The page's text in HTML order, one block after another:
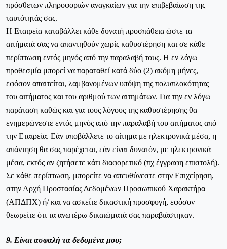
πρόσθετων πληροφοριών αναγκαίων για την επιβεβαίωση της
ταυτότητάς σας.
H Εταιρεία καταβάλλει κάθε δυνατή προσπάθεια ώστε τα
αιτήματά σας να απαντηθούν χωρίς καθυστέρηση και σε κάθε
περίπτωση εντός μηνός από την παραλαβή τους. Η εν λόγω
προθεσμία μπορεί να παραταθεί κατά δύο (2) ακόμη μήνες,
εφόσον απαιτείται, λαμβανομένων υπόψη της πολυπλοκότητας
του αιτήματος και του αριθμού των αιτημάτων. Για την εν λόγω
παράταση καθώς και για τους λόγους της καθυστέρησης θα
ενημερώνεστε εντός μηνός από την παραλαβή του αιτήματος από
την Εταιρεία. Εάν υποβάλλετε το αίτημα με ηλεκτρονικά μέσα, η
απάντηση θα σας παρέχεται, εάν είναι δυνατόν, με ηλεκτρονικά
μέσα, εκτός αν ζητήσετε κάτι διαφορετικό (πχ έγγραφη επιστολή).
Σε κάθε περίπτωση, μπορείτε να απευθύνεστε στην Επιχείρηση,
στην Αρχή Προστασίας Δεδομένων Προσωπικού Χαρακτήρα
(ΑΠΔΠΧ) ή/ και να ασκείτε δικαστική προσφυγή, εφόσον
θεωρείτε ότι τα ανωτέρω δικαιώματά σας παραβιάστηκαν.
9. Είναι ασφαλή τα δεδομένα μου;